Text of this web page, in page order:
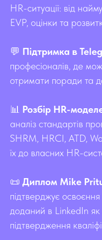
HR-ситуації: від
EVP, оцінки та
💬 Підтримка в
професіоналів, де
отримати поради та
📊 Розбір HR-
аналіз стандартів
SHRM, HRCI, ATD,
їх до власних HR-
📜 Диплом Mike
підтверджує
доданий в LinkedIn
підтвердження